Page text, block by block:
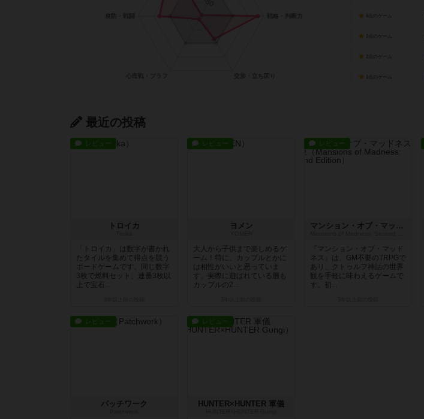
4点のゲーム
3点のゲーム
2点のゲーム
1点のゲーム
最近の投稿
レビュー
トロイカ
「トロイカ」は数字が書かれ
たタイルを集めて得点を競う
ボードゲームです。同じ数字
3枚で燃料セット、連番3枚以
上で宝石...
レビュー
ヨメン
大人から子供まで楽しめるゲ
ーム！特に、カップルとかに
は相性がいいと思っていま
す。実際に遊ばれている層も
カップルの2...
レビュー
マンション・オブ・マッドネス：第2版
『マンション・オブ・マッド
ネス』は、GM不要のTRPGで
あり、クトゥルフ神話の世界
観を手軽に味わえるゲームで
す。初...
レビュー
パッチワーク
レビュー
HUNTER×HUNTER 軍儀